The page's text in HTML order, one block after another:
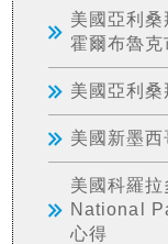
美國亞利
霍爾布魯
美國亞利
美國新墨
美國科羅
National
心得